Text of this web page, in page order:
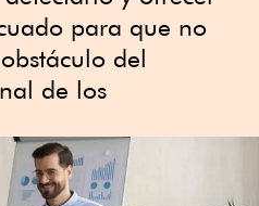
para que no
del
de los